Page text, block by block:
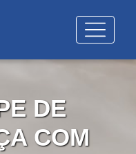
DE
COM